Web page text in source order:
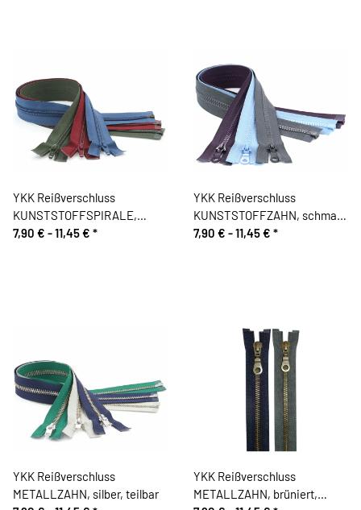
YKK Reißverschluss
KUNSTSTOFFSPIRALE,
teilbar
7,90 € -11,45 € *
YKK Reißverschluss
KUNSTSTOFFZAHN, schmal,
teilbar
7,90 € -11,45 € *
YKK Reißverschluss
METALLZAHN, silber, teilbar
YKK Reißverschluss
METALLZAHN, brüniert,